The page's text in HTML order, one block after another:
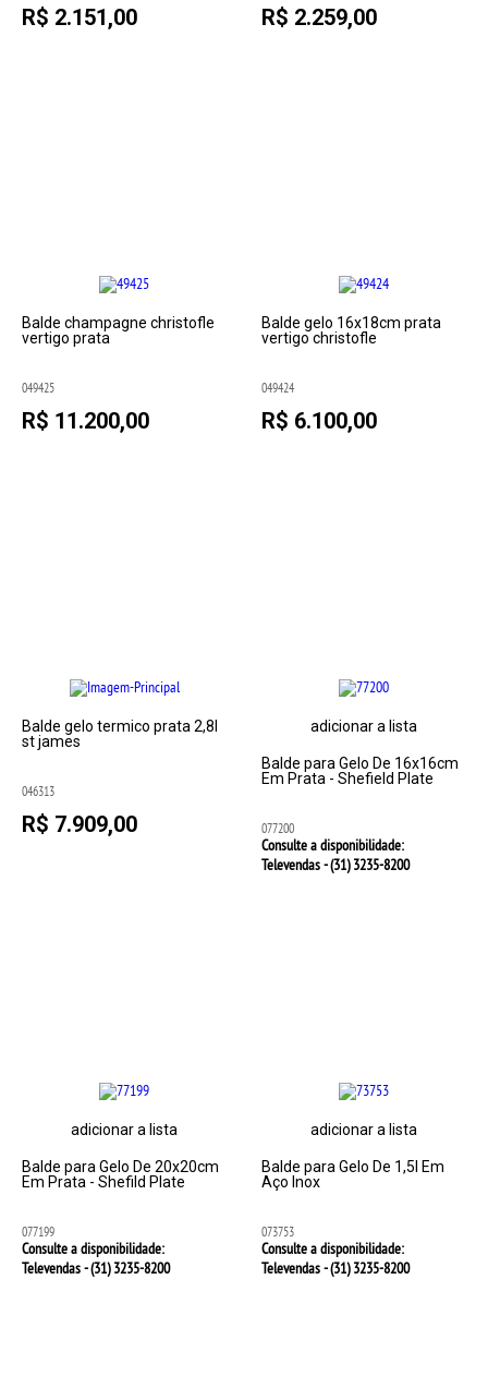
R$ 2.151,00 R$ 2.259,00
Balde champagne christofle
vertigo prata
049425
R$ 11.200,00
Balde gelo 16x18cm prata
vertigo christofle
049424
R$ 6.100,00
Balde gelo termico prata 2,8l
st james
046313
R$ 7.909,00
adicionar a lista
Balde para Gelo De 16x16cm
Em Prata - Shefield Plate
077200
Consulte a disponibilidade:
Televendas - (31)3235-8200
adicionar a lista
Balde para Gelo De 20x20cm
Em Prata - Shefild Plate
077199
Consulte a disponibilidade:
Televendas - (31)3235-8200
adicionar a lista
Balde para Gelo De 1,5l Em
Aço Inox
073753
Consulte a disponibilidade:
Televendas - (31)3235-8200